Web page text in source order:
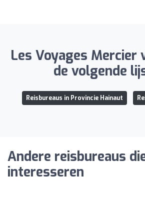
Les Voyages Mercier
de volgende
Reisbureaus in Provincie Hainaut
Andere reisbureaus
interesseren